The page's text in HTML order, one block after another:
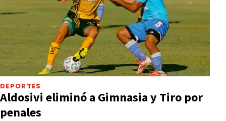
DEPORTES
Aldosivi eliminó a Gimnasia y Tiro por
penales